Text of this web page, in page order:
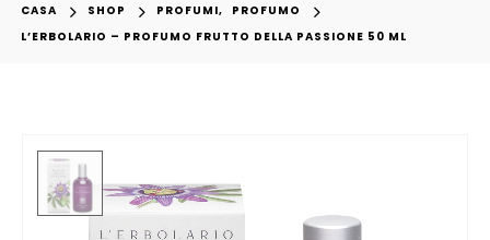
CASA SHOP PROFUMI,
PROFUMO
L’ERBOLARIO – PROFUMO FRUTTO DELLA PASSIONE 50 ML